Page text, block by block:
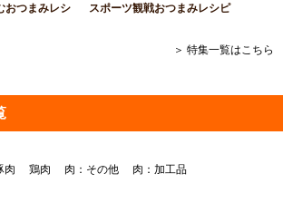
おつまみレシ
スポーツ観戦おつまみレシピ
＞ 特集一覧はこちら
肉 鶏肉 肉：その他 肉：加工品